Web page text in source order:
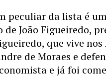
peculiar da lista é
João Figueiredo,
que vive
de Moraes e
e já foi